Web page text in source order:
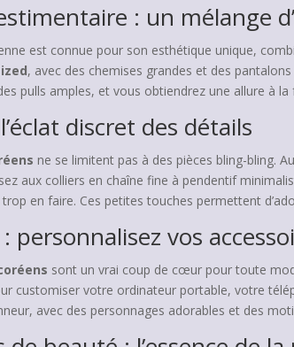
: un mélange
est connue pour son esthétique unique,
, avec des chemises grandes et des
pulls amples, et vous obtiendrez une allure à
discret des détails
ne se limitent pas à des pièces bling-bling.
aux colliers en chaîne fine à pendentif
en faire. Ces petites touches permettent
personnalisez vos
sont un vrai coup de cœur pour toute
customiser votre ordinateur portable, votre
avec des personnages adorables et des